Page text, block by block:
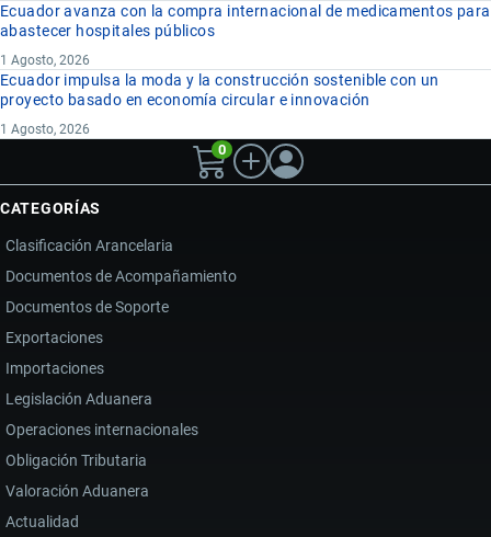
Ecuador avanza con la compra internacional de medicamentos para
abastecer hospitales públicos
1 Agosto, 2026
Ecuador impulsa la moda y la construcción sostenible con un
proyecto basado en economía circular e innovación
1 Agosto, 2026
0
CATEGORÍAS
Clasificación Arancelaria
Documentos de Acompañamiento
Documentos de Soporte
Exportaciones
Importaciones
Legislación Aduanera
Operaciones internacionales
Obligación Tributaria
Valoración Aduanera
Actualidad